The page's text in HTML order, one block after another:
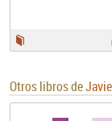
Otros libros de